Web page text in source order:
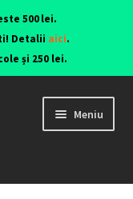
500 lei.
Detalii aici.
și 250 lei.
Meniu